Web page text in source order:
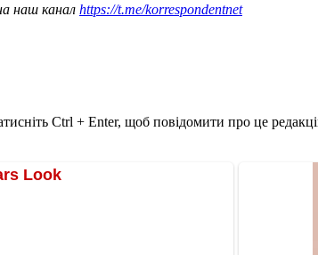
наш канал https://t.me/korrespondentnet
Ctrl + Enter, щоб повідомити про це